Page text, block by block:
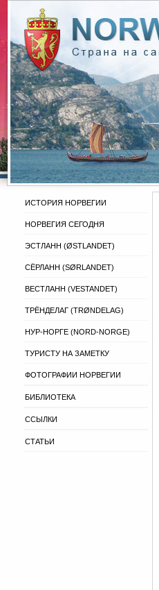
ИСТОРИЯ НОРВЕГИИ
НОРВЕГИЯ СЕГОДНЯ
ЭСТЛАНН (ØSTLANDET)
СЁРЛАНН (SØRLANDET)
ВЕСТЛАНН (VESTANDET)
ТРЁНДЕЛАГ (TRØNDELAG)
НУР-НОРГЕ (NORD-NORGE)
ТУРИСТУ НА ЗАМЕТКУ
ФОТОГРАФИИ НОРВЕГИИ
БИБЛИОТЕКА
ССЫЛКИ
СТАТЬИ